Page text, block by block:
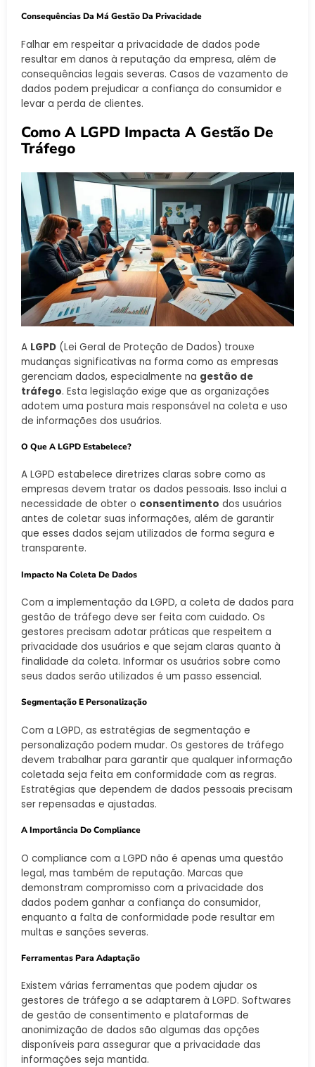
Consequências Da Má Gestão Da Privacidade
Falhar em respeitar a privacidade de dados pode
resultar em danos à reputação da empresa, além de
consequências legais severas. Casos de vazamento de
dados podem prejudicar a confiança do consumidor e
levar a perda de clientes.
Como A LGPD Impacta A Gestão De
Tráfego
A LGPD (Lei Geral de Proteção de Dados) trouxe
mudanças significativas na forma como as empresas
gerenciam dados, especialmente na gestão de
tráfego. Esta legislação exige que as organizações
adotem uma postura mais responsável na coleta e uso
de informações dos usuários.
O Que A LGPD Estabelece?
A LGPD estabelece diretrizes claras sobre como as
empresas devem tratar os dados pessoais. Isso inclui a
necessidade de obter o consentimento dos usuários
antes de coletar suas informações, além de garantir
que esses dados sejam utilizados de forma segura e
transparente.
Impacto Na Coleta De Dados
Com a implementação da LGPD, a coleta de dados para
gestão de tráfego deve ser feita com cuidado. Os
gestores precisam adotar práticas que respeitem a
privacidade dos usuários e que sejam claras quanto à
finalidade da coleta. Informar os usuários sobre como
seus dados serão utilizados é um passo essencial.
Segmentação E Personalização
Com a LGPD, as estratégias de segmentação e
personalização podem mudar. Os gestores de tráfego
devem trabalhar para garantir que qualquer informação
coletada seja feita em conformidade com as regras.
Estratégias que dependem de dados pessoais precisam
ser repensadas e ajustadas.
A Importância Do Compliance
O compliance com a LGPD não é apenas uma questão
legal, mas também de reputação. Marcas que
demonstram compromisso com a privacidade dos
dados podem ganhar a confiança do consumidor,
enquanto a falta de conformidade pode resultar em
multas e sanções severas.
Ferramentas Para Adaptação
Existem várias ferramentas que podem ajudar os
gestores de tráfego a se adaptarem à LGPD. Softwares
de gestão de consentimento e plataformas de
anonimização de dados são algumas das opções
disponíveis para assegurar que a privacidade das
informações seja mantida.